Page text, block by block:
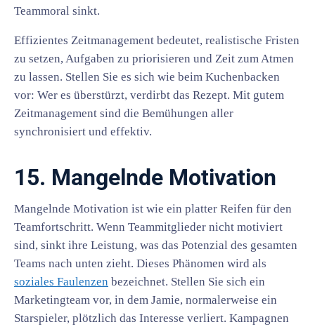
Teammoral sinkt.
Effizientes Zeitmanagement bedeutet, realistische Fristen
zu setzen, Aufgaben zu priorisieren und Zeit zum Atmen
zu lassen. Stellen Sie es sich wie beim Kuchenbacken
vor: Wer es überstürzt, verdirbt das Rezept. Mit gutem
Zeitmanagement sind die Bemühungen aller
synchronisiert und effektiv.
15. Mangelnde Motivation
Mangelnde Motivation ist wie ein platter Reifen für den
Teamfortschritt. Wenn Teammitglieder nicht motiviert
sind, sinkt ihre Leistung, was das Potenzial des gesamten
Teams nach unten zieht. Dieses Phänomen wird als
soziales Faulenzen bezeichnet. Stellen Sie sich ein
Marketingteam vor, in dem Jamie, normalerweise ein
Starspieler, plötzlich das Interesse verliert. Kampagnen